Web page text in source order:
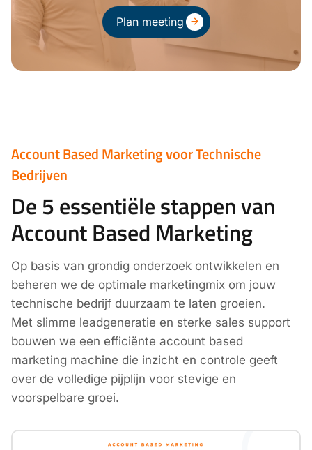
Plan meeting
Account Based Marketing voor Technische
Bedrijven
De 5 essentiële stappen van
Account Based Marketing
Op basis van grondig onderzoek ontwikkelen en
beheren we de optimale marketingmix om jouw
technische bedrijf duurzaam te laten groeien.
Met slimme leadgeneratie en sterke sales support
bouwen we een efficiënte account based
marketing machine die inzicht en controle geeft
over de volledige pijplijn voor stevige en
voorspelbare groei.